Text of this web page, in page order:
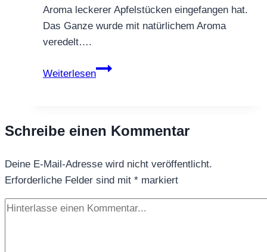
Aroma leckerer Apfelstücken eingefangen hat.
Das Ganze wurde mit natürlichem Aroma
veredelt….
Weiterlesen
FRÜCHTETEE
Schreibe einen Kommentar
Deine E-Mail-Adresse wird nicht veröffentlicht.
Erforderliche Felder sind mit * markiert